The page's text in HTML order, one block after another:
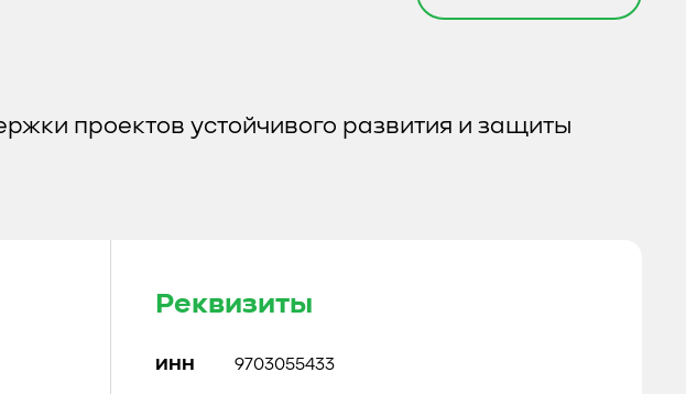
проектов устойчивого развития и защиты
Реквизиты
ИНН 9703055433